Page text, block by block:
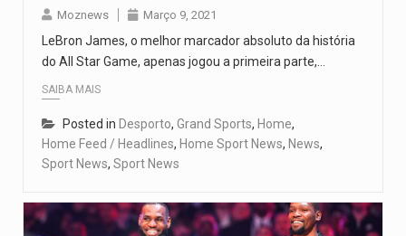
Moznews Março 9, 2021
LeBron James, o melhor marcador absoluto da história
do All Star Game, apenas jogou a primeira parte,…
SAIBA MAIS
Posted in Desporto, Grand Sports, Home,
Home Feed / Headlines, Home Sport News, News,
Sport News, Sport News